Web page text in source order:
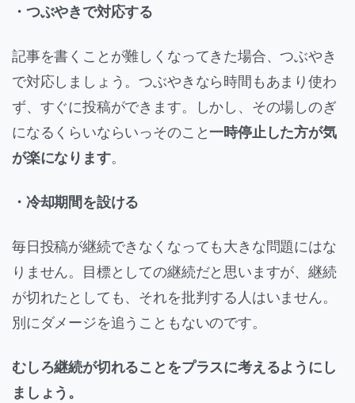
・つぶやきで対応する
記事を書くことが難しくなってきた場合、つぶやき
で対応しましょう。つぶやきなら時間もあまり使わ
ず、すぐに投稿ができます。しかし、その場しのぎ
になるくらいならいっそのこと一時停止した方が気
が楽になります。
・冷却期間を設ける
毎日投稿が継続できなくなっても大きな問題にはな
りません。目標としての継続だと思いますが、継続
が切れたとしても、それを批判する人はいません。
別にダメージを追うこともないのです。
むしろ継続が切れることをプラスに考えるようにし
ましょう。